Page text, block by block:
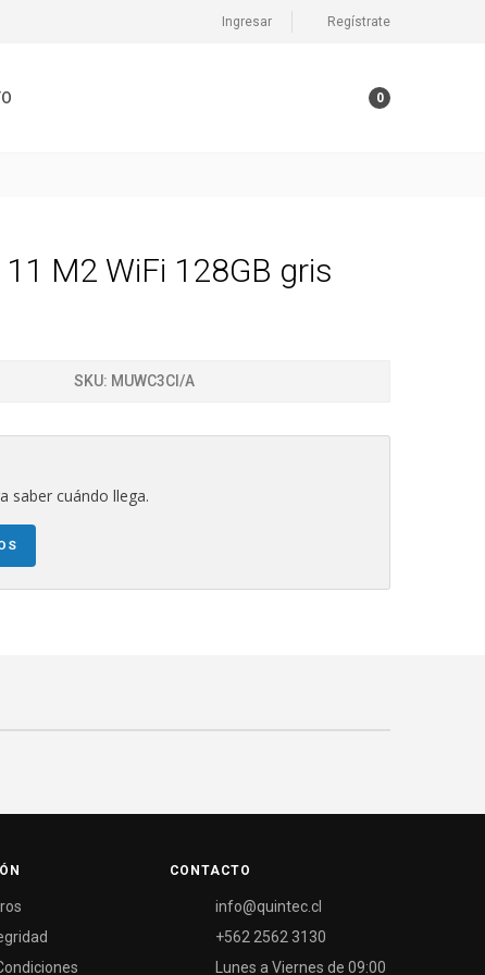
Ingresar Regístrate
0
11 M2 WiFi 128GB gris
SKU: MUWC3CI/A
saber cuándo llega.
CONTACTO
info@quintec.cl
+562 2562 3130
Lunes a Viernes de 09:00